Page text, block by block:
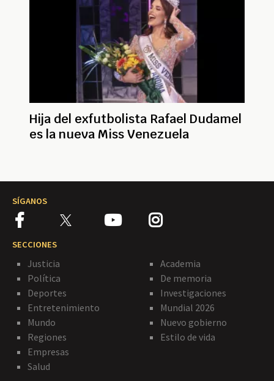
Hija del exfutbolista Rafael Dudamel
es la nueva Miss Venezuela
SÍGANOS
SECCIONES
Justicia
Política
Deportes
Entretenimiento
Mundo
Regiones
Empresas
Salud
Academia
De memoria
Investigaciones
Mundial 2026
Nuevo gobierno
Estilo de vida